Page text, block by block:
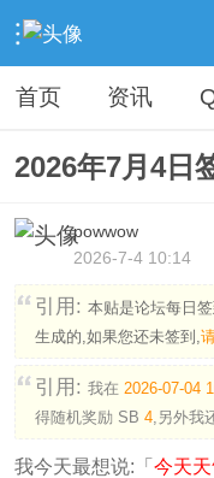
› 社区广场 › 纪念馆 ›
首页 资讯
2026年7月4日
powwow
2026-7-4 10:14
引用: 本贴是论坛每日
生成的,如果您还未签到,
引用: 我在 2026-07-04
得随机奖励 SB 4,另外我
我今天最想说:「 今天天